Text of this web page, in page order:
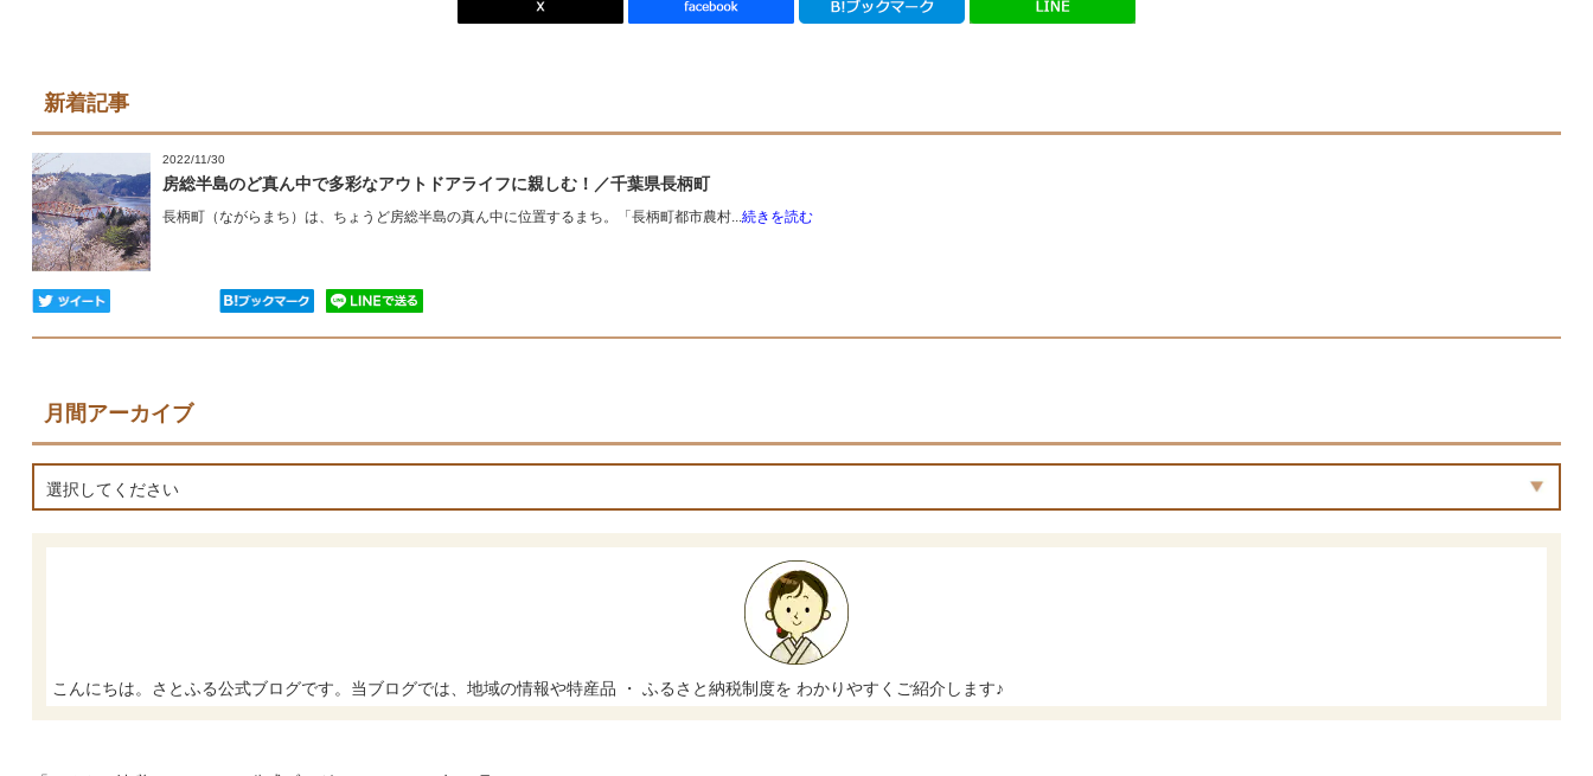
新着記事
2022/11/30
房総半島のど真ん中で多彩なアウトドアライフに親しむ！／千葉県長柄町
長柄町（ながらまち）は、ちょうど房総半島の真ん中に位置するまち。「長柄町都市農村...続きを読む
月間アーカイブ
選択してください
こんにちは。さとふる公式ブログです。当ブログでは、地域の情報や特産品 ・ ふるさと納税制度を わかりやすくご紹介します♪